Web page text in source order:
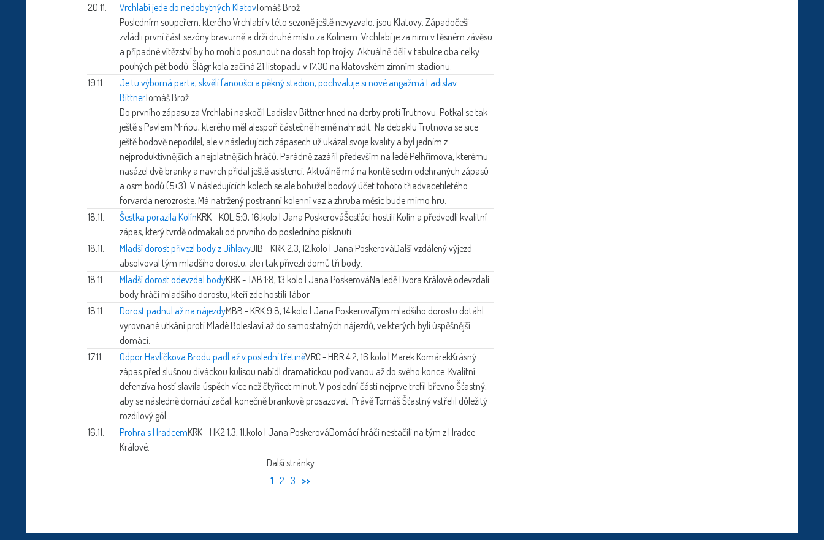
20.11.
Vrchlabí jede do nedobytných KlatovTomáš Brož
Posledním soupeřem, kterého Vrchlabí v této sezoně ještě nevyzvalo, jsou Klatovy. Západočeši
zvládli první část sezóny bravurně a drží druhé místo za Kolínem. Vrchlabí je za nimi v těsném závěsu
a případné vítězství by ho mohlo posunout na dosah top trojky. Aktuálně dělí v tabulce oba celky
pouhých pět bodů. Šlágr kola začíná 21.listopadu v 17.30 na klatovském zimním stadionu.
19.11.
Je tu výborná parta, skvělí fanoušci a pěkný stadion, pochvaluje si nové angažmá Ladislav
BittnerTomáš Brož
Do prvního zápasu za Vrchlabí naskočil Ladislav Bittner hned na derby proti Trutnovu. Potkal se tak
ještě s Pavlem Mrňou, kterého měl alespoň částečně herně nahradit. Na debaklu Trutnova se sice
ještě bodově nepodílel, ale v následujících zápasech už ukázal svoje kvality a byl jedním z
nejproduktivnějších a nejplatnějších hráčů. Parádně zazářil především na ledě Pelhřimova, kterému
nasázel dvě branky a navrch přidal ještě asistenci. Aktuálně má na kontě sedm odehraných zápasů
a osm bodů (5+3). V následujících kolech se ale bohužel bodový účet tohoto třiadvacetiletého
forvarda nerozroste. Má natržený postranní kolenní vaz a zhruba měsíc bude mimo hru.
18.11.
Šestka porazila KolínKRK - KOL 5:0, 16.kolo | Jana PoskerováŠesťáci hostili Kolín a předvedli kvalitní
zápas, který tvrdě odmakali od prvního do posledního písknutí.
18.11.
Mladší dorost přivezl body z JihlavyJIB - KRK 2:3, 12.kolo | Jana PoskerováDalší vzdálený výjezd
absolvoval tým mladšího dorostu, ale i tak přivezli domů tři body.
18.11.
Mladší dorost odevzdal bodyKRK - TAB 1:8, 13.kolo | Jana PoskerováNa ledě Dvora Králové odevzdali
body hráči mladšího dorostu, kteří zde hostili Tábor.
18.11.
Dorost padnul až na nájezdyMBB - KRK 9:8, 14.kolo | Jana PoskerováTým mladšího dorostu dotáhl
vyrovnané utkání proti Mladé Boleslavi až do samostatných nájezdů, ve kterých byli úspěšnější
domácí.
17.11.
Odpor Havlíčkova Brodu padl až v poslední třetiněVRC - HBR 4:2, 16.kolo | Marek KomárekKrásný
zápas před slušnou diváckou kulisou nabídl dramatickou podívanou až do svého konce. Kvalitní
defenzíva hostí slavila úspěch více než čtyřicet minut. V poslední části nejprve trefil břevno Šťastný,
aby se následně domácí začali konečně brankově prosazovat. Právě Tomáš Šťastný vstřelil důležitý
rozdílový gól.
16.11.
Prohra s HradcemKRK - HK2 1:3, 11.kolo | Jana PoskerováDomácí hráči nestačili na tým z Hradce
Králové.
Další stránky
1 2 3 >>